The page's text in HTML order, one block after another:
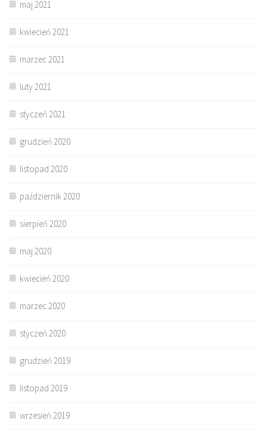
maj 2021
kwiecień 2021
marzec 2021
luty 2021
styczeń 2021
grudzień 2020
listopad 2020
październik 2020
sierpień 2020
maj 2020
kwiecień 2020
marzec 2020
styczeń 2020
grudzień 2019
listopad 2019
wrzesień 2019